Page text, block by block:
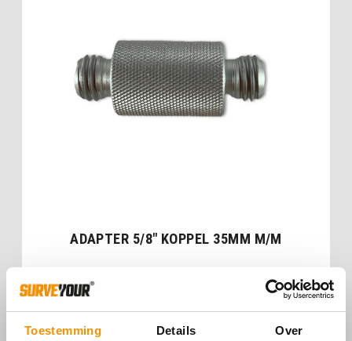
Toestemming Details Over
ADAPTER 5/8″ KOPPEL 35MM M/M